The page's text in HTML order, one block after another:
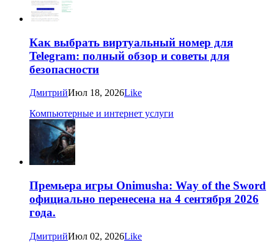
Как выбрать виртуальный номер для
Telegram: полный обзор и советы для
безопасности
ДмитрийИюл 18, 2026Like
Компьютерные и интернет услуги
Премьера игры Onimusha: Way of the Sword
официально перенесена на 4 сентября 2026
года.
ДмитрийИюл 02, 2026Like